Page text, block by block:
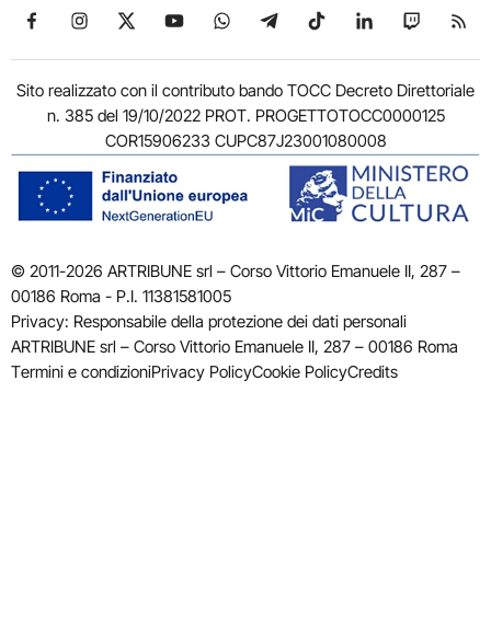
Seguici su Facebook
Seguici su Instagram
Seguici su X
Seguici su YouTube
Seguici su WhatsApp
Seguici su Telegram
Seguici su TikTok
Seguici su
Seguici
Sito realizzato con il contributo bando TOCC Decreto Direttoriale
n. 385 del 19/10/2022 PROT. PROGETTOTOCC0000125
COR15906233 CUPC87J23001080008
© 2011-2026 ARTRIBUNE srl – Corso Vittorio Emanuele II, 287 –
00186 Roma - P.I. 11381581005
Privacy: Responsabile della protezione dei dati personali
ARTRIBUNE srl – Corso Vittorio Emanuele II, 287 – 00186 Roma
Termini e condizioniPrivacy PolicyCookie PolicyCredits